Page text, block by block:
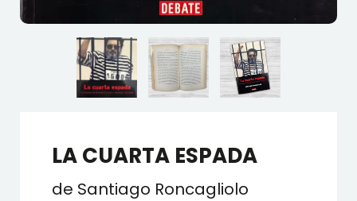
LA CUARTA ESPADA
de Santiago Roncagliolo